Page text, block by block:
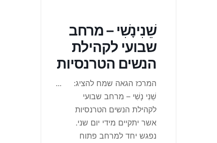
שֵׁנִינָשִׁי – מרחב
שבועי לקהילת
הנשים הטרנסיות
המרכז הגאה שמח להציג:
שֵׁנִי נָשִׁי – מרחב שבועי
לקהילת הנשים הטרנסיות
אשר יתקיים מידי יום שני.
נפגש יחד למרחב פתוח
...